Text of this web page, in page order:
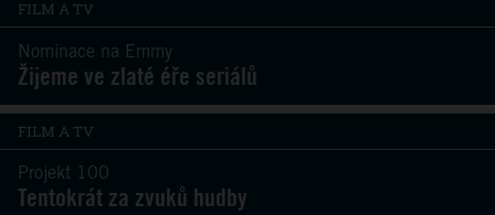
FILM A TV
Nominace na Emmy
Žijeme ve zlaté éře seriálů
FILM A TV
Projekt 100
Tentokrát za zvuků hudby